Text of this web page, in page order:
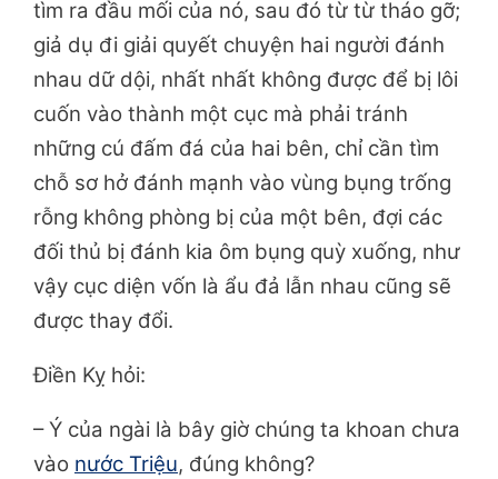
tìm ra đầu mối của nó, sau đó từ từ tháo gỡ;
giả dụ đi giải quyết chuyện hai người đánh
nhau dữ dội, nhất nhất không được để bị lôi
cuốn vào thành một cục mà phải tránh
những cú đấm đá của hai bên, chỉ cần tìm
chỗ sơ hở đánh mạnh vào vùng bụng trống
rỗng không phòng bị của một bên, đợi các
đối thủ bị đánh kia ôm bụng quỳ xuống, như
vậy cục diện vốn là ẩu đả lẫn nhau cũng sẽ
được thay đổi.
Điền Kỵ hỏi:
– Ý của ngài là bây giờ chúng ta khoan chưa
vào nước Triệu, đúng không?